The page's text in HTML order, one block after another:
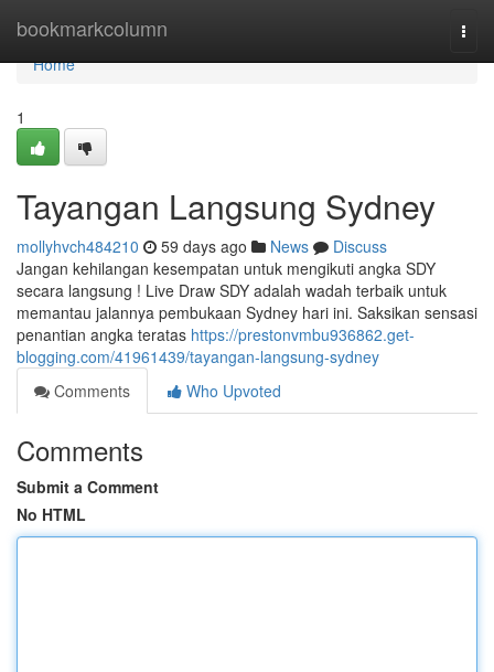
bookmarkcolumn
Home
Home
1
Tayangan Langsung Sydney
mollyhvch484210 59 days ago News
Discuss
Jangan kehilangan kesempatan untuk mengikuti angka SDY
secara langsung ! Live Draw SDY adalah wadah terbaik untuk
memantau jalannya pembukaan Sydney hari ini. Saksikan sensasi
penantian angka teratas https://prestonvmbu936862.get-
blogging.com/41961439/tayangan-langsung-sydney
Comments
Who Upvoted
Comments
Submit a Comment
No HTML